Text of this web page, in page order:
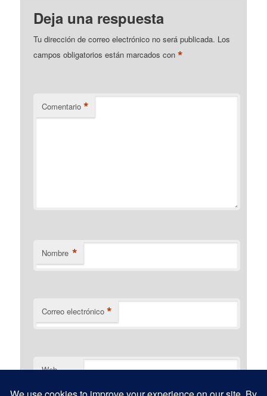
Deja una respuesta
Tu dirección de correo electrónico no será publicada. Los
campos obligatorios están marcados con*
Comentario *
Nombre *
Correo electrónico *
Web